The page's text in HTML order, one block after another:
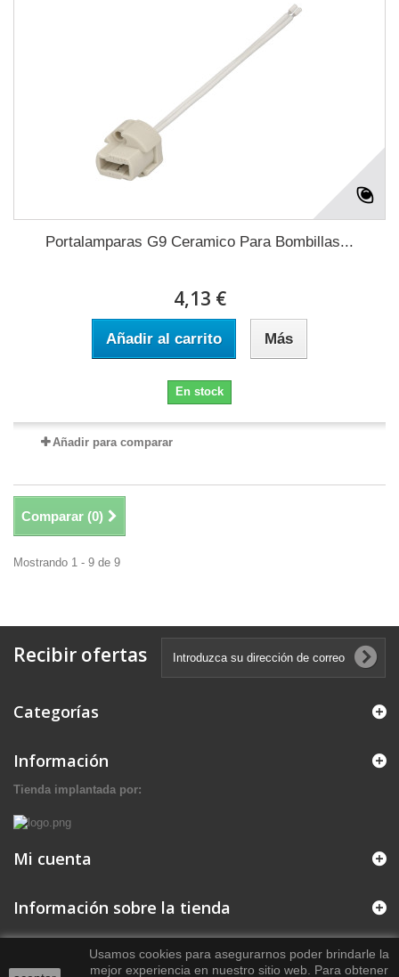
Portalamparas G9 Ceramico Para Bombillas...
4,13 €
Añadir al carrito Más
En stock
Añadir para comparar
Comparar (0)
Mostrando 1 - 9 de 9
Recibir ofertas
Categorías
Información
Tienda implantada por:
Mi cuenta
Información sobre la tienda
Usamos cookies para asegurarnos poder brindarle la
mejor experiencia en nuestro sitio web.
Para obtener